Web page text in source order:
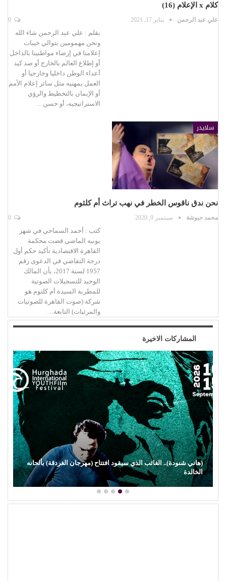
كلام x الإعلام (16)
علي عبد الرحمن يناير 17, 2021
بقلم : علي عبد الرحمن شاء الله
ونحن مهمومين بتوالي خيبات
إعلامنا في إرضاء مواطنينا بالداخل
أو إطلاع العالم بالخارج أو صد كيد
أعداء الوطن داخليا وخارجيا أو
العمل بمهنيه مثل سائر إعلام الأمم
أو الإيمان بالتخطيط والرؤي
الاستراتيجيه، أو حسن…
سلايدر
نحن ندق ناقوس الخطر في نهب تراث أم كلثوم
محمد حبوشة سبتمبر 9, 2020
كتب : أحمد السماحي في شهر
يونيه الماضي قضت محكمة
القاهرة الاقتصادية تأكيد حكم أول
درجة التقاضي في الدعوى رقم
1957 لسنة 2017، بأن المالك
الوحيد للتسجيلات الصوتية
للمطربة السيدة أم كلثوم هو
شركة (صوت القاهرة للصوتيات
والمرئيات) التابعة…
المشاركات الاخيرة
(هاني شنودة).. الغائب الذي سيقود افتتاح (مهرجان الغردقة) بألحانه
الخالدة